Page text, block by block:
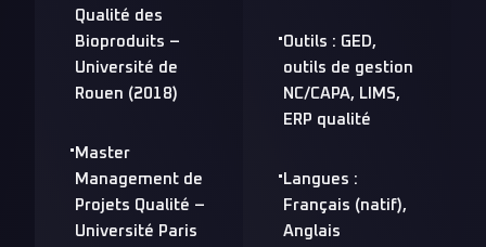
Qualité des
Bioproduits –
Université de
Rouen (2018)
Master
Management de
Projets Qualité –
Université Paris
Outils : GED,
outils de gestion
NC/CAPA, LIMS,
ERP qualité
Langues :
Français (natif),
Anglais